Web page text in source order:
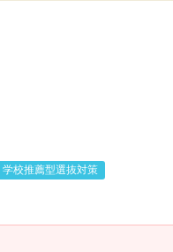
校推薦型選抜対策